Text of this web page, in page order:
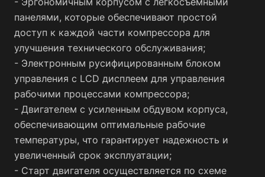
панелями, которые обеспечивают простой
доступ к каждой части компрессора для
улучшения технического обслуживания;
- Электронным русифицированным блоком
управления с LCD дисплеем для управления
рабочими процессами компрессора;
- Двигателем с усиленным обдувом корпуса,
обеспечивающим оптимальные рабочие
температуры, что гарантирует надежность и
увеличенный срок эксплуатации;
- Старт двигателя осуществляется по схеме